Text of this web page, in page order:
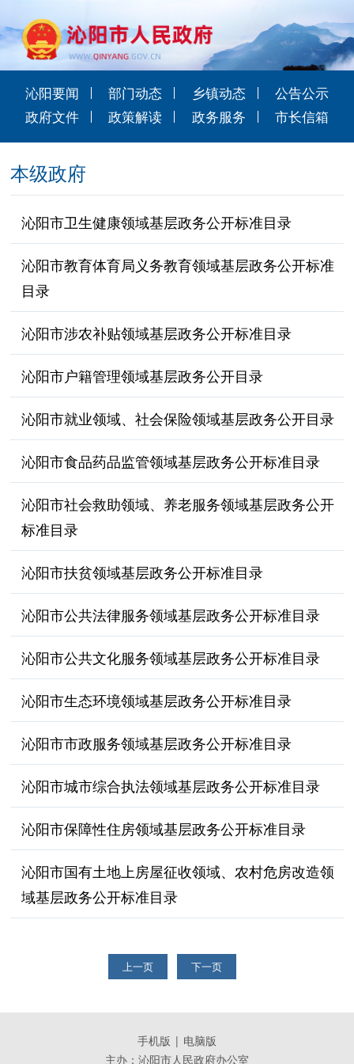
沁阳要闻 部门动态 乡镇动态
公告公示
政府文件
政策解读 政务服务 市长信箱
本级政府
沁阳市卫生健康领域基层政务公开标准目录
沁阳市教育体育局义务教育领域基层政务公开标准
目录
沁阳市涉农补贴领域基层政务公开标准目录
沁阳市户籍管理领域基层政务公开目录
沁阳市就业领域、社会保险领域基层政务公开目录
沁阳市食品药品监管领域基层政务公开标准目录
沁阳市社会救助领域、养老服务领域基层政务公开
标准目录
沁阳市扶贫领域基层政务公开标准目录
沁阳市公共法律服务领域基层政务公开标准目录
沁阳市公共文化服务领域基层政务公开标准目录
沁阳市生态环境领域基层政务公开标准目录
沁阳市市政服务领域基层政务公开标准目录
沁阳市城市综合执法领域基层政务公开标准目录
沁阳市保障性住房领域基层政务公开标准目录
沁阳市国有土地上房屋征收领域、农村危房改造领
域基层政务公开标准目录
上一页 下一页
手机版 | 电脑版
主办：沁阳市人民政府办公室